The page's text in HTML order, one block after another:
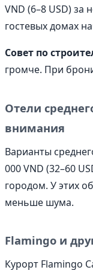
VND (6–8 USD)
гостевых домах
Совет по
громче. При
Отели
внимания
Варианты
000 VND (32–60
городом. У этих
меньше шума.
Flamingo и
Курорт Flamingo